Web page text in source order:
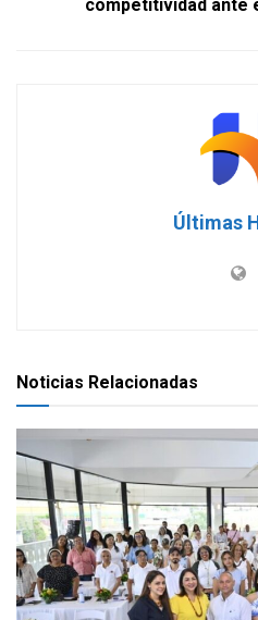
competitividad ante
Últimas
Noticias Relacionadas